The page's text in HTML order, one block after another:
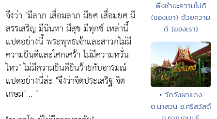
จึงว่า "มีลาภ เสื่อมลาภ มียศ เสื่อมยศ มี
สรรเสริญ มีนินทา มีสุข มีทุกข์ เหล่านี้
แปดอย่างนี้ พระพุทธเจ้าและสาวกไม่มี
ความยินดีและโศกเศร้า ไม่มีความหวั่น
ไหว" ไม่มีความยินดียินร้ายกับอารมณ์
แปดอย่างนี่ล่ะ "จึงว่าจิตประเสริฐ จิต
เกษม" .. "
พึงชำนะความไม่ดี
(ของเขา) ด้วยความ
ดี (ของเรา)
• วัดวังผาแดง
ต.นาสวน อ.ศรีสวัสดิ์